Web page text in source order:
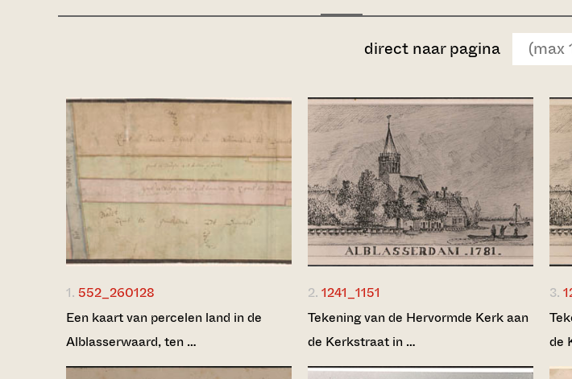
direct naar pagina
1. 552_260128
Een kaart van percelen land in de
Alblasserwaard, ten …
2. 1241_1151
Tekening van de Hervormde Kerk aan
de Kerkstraat in …
3.
de